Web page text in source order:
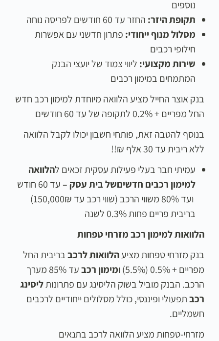
נוספים
תקופת היזר: החזר עד 60 חודשים לפריסה נוחה
מסלול מנוף ייחודי: פתרון חדשני עם אפשרות
חילופי רכבים
שירות מקצועי: ליווי צמוד של יועצי הבנק
המתמחים במימון רכבים
בנק אוצר החייל מציע הלוואה מיוחדת למימון רכב חדש
החל מפריים + 0.2% לתקופה של עד 60 חודשים
בנוסף להטבה זאת, פותחי חשבון יכולו לקבל הלוואה
ללא ריבית עד 30 אלף ₪!!
עמיתי חבר בעלי פעילות עסקית זכאים להלוואה
למימון רכבים חדשיםשל בית עסק–
עד 60 חודש
ועד 80% משווי הרכב (שווי רכב עד 150,000₪)
בריבית פריים פחות 0.3% לשנה
הלוואות למימון רכב מזרחי טפחות
בנק מזרחי טפחות מציעהלוואות לרכבבריבית החל
מפריים + 0.5% (5.5%) ו
מימון רכב
עד 85% מערך
הרכב. הבנק מוביל בשוק הליסינג עם פתרונותליסינג
רכבתפעולי ופיננסי, כולל מסלולים ייחודיים לרכבים
חשמליים.
מזרחי-טפחות מציע הלוואה לרכב בתנאים